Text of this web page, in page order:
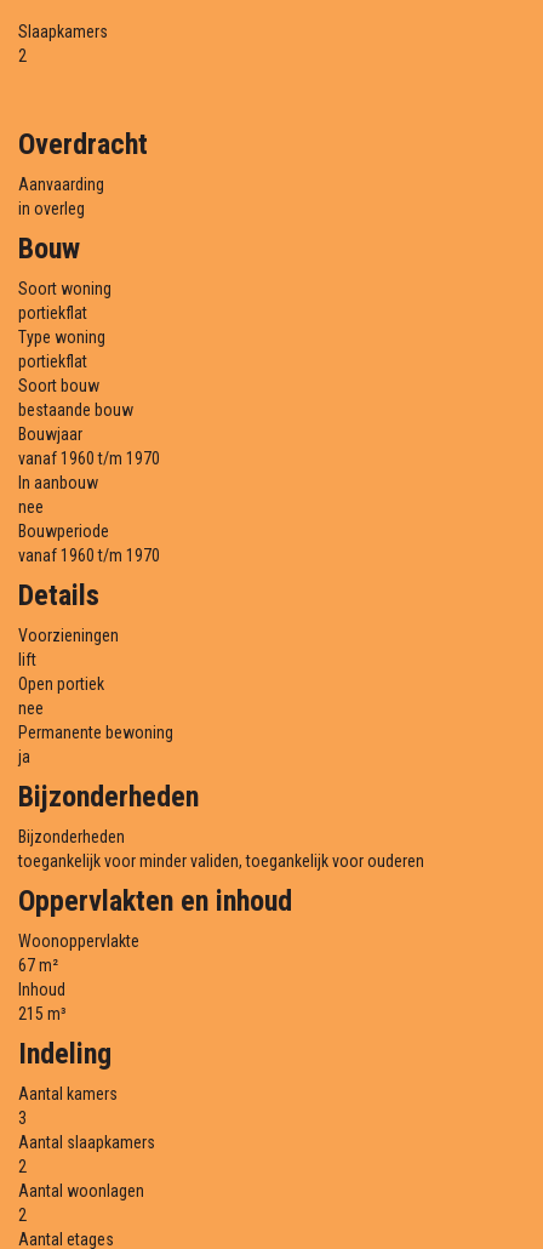
Slaapkamers
2
Overdracht
Aanvaarding
in overleg
Bouw
Soort woning
portiekflat
Type woning
portiekflat
Soort bouw
bestaande bouw
Bouwjaar
vanaf 1960 t/m 1970
In aanbouw
nee
Bouwperiode
vanaf 1960 t/m 1970
Details
Voorzieningen
lift
Open portiek
nee
Permanente bewoning
ja
Bijzonderheden
Bijzonderheden
toegankelijk voor minder validen, toegankelijk voor ouderen
Oppervlakten en inhoud
Woonoppervlakte
67 m²
Inhoud
215 m³
Indeling
Aantal kamers
3
Aantal slaapkamers
2
Aantal woonlagen
2
Aantal etages